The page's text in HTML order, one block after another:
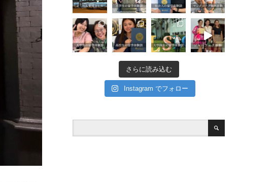
さらに読み込む
Instagram でフォロー